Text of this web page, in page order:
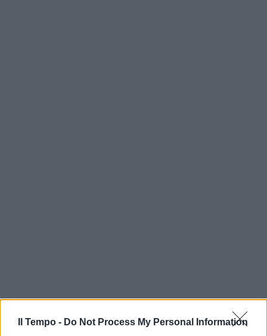
Il Tempo - Do Not Process My Personal Information
In evidenza